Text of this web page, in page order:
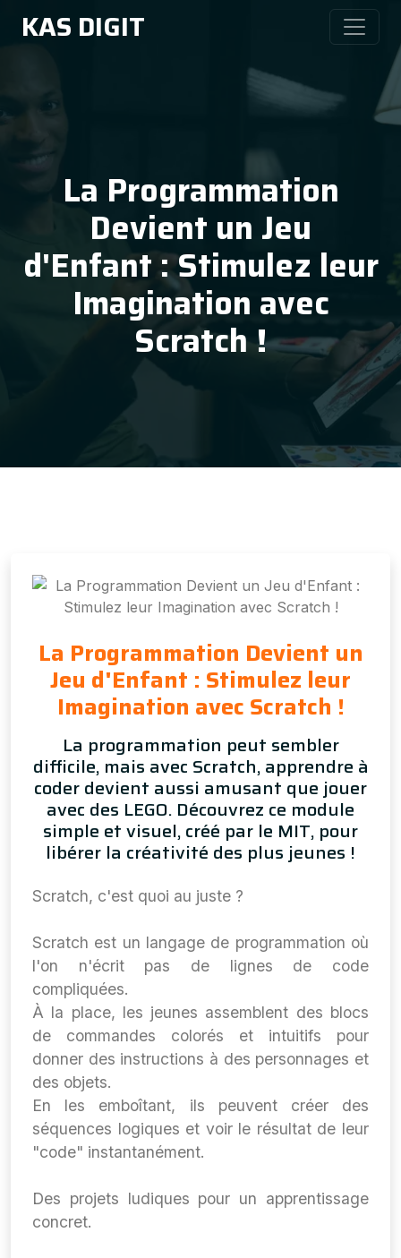
KAS DIGIT
La Programmation
Devient un Jeu
d'Enfant : Stimulez leur
Imagination avec
Scratch !
La Programmation Devient un
Jeu d'Enfant : Stimulez leur
Imagination avec Scratch !
La programmation peut sembler
difficile, mais avec Scratch, apprendre à
coder devient aussi amusant que jouer
avec des LEGO. Découvrez ce module
simple et visuel, créé par le MIT, pour
libérer la créativité des plus jeunes !
Scratch, c'est quoi au juste ?
Scratch est un langage de programmation où
l'on n'écrit pas de lignes de code
compliquées.
À la place, les jeunes assemblent des blocs
de commandes colorés et intuitifs pour
donner des instructions à des personnages et
des objets.
En les emboîtant, ils peuvent créer des
séquences logiques et voir le résultat de leur
"code" instantanément.
Des projets ludiques pour un apprentissage
concret.